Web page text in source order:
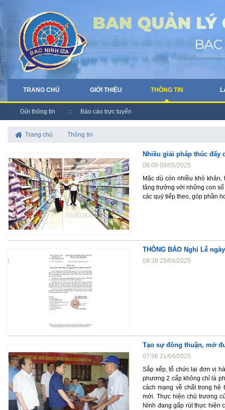
TRANG CHỦ GIỚI THIỆU THÔNG TIN
Gửi thông tin Báo cáo trực tuyến
Trang chủ Thông tin
Nhiều giải pháp thúc
08:09 09/05/2025
Mặc dù còn nhiều khó
tăng trưởng với những con
các quý tiếp theo, góp phần
THÔNG BÁO Nghỉ Lễ
08:38 25/04/2025
Tạo sự đồng thuận, mở
07:56 21/04/2025
Sắp xếp, tổ chức lại đơn vị
phương 2 cấp không chỉ là
cách mạng về chất trong
mới. Thực hiện chủ trương
Ninh đang gấp rút thực hiện